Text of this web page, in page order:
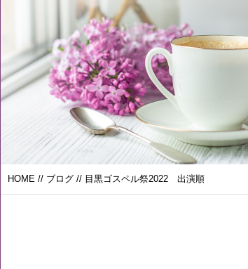
HOME // ブログ // 目黒ゴスペル祭2022 出演順